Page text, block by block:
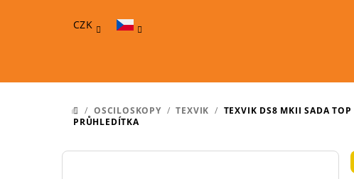
CZK
DOMŮ
/ OSCILOSKOPY / TEXVIK / TEXVIK DS8 MKII SADA TOP
PRŮHLEDÍTKA
P